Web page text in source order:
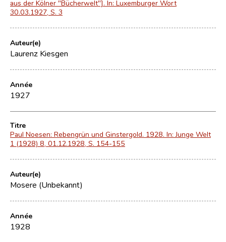
aus der Kölner "Bücherwelt"]. In: Luxemburger Wort
30.03.1927, S. 3
Auteur(e)
Laurenz Kiesgen
Année
1927
Titre
Paul Noesen: Rebengrün und Ginstergold. 1928. In: Junge Welt
1 (1928) 8, 01.12.1928, S. 154-155
Auteur(e)
Mosere (Unbekannt)
Année
1928